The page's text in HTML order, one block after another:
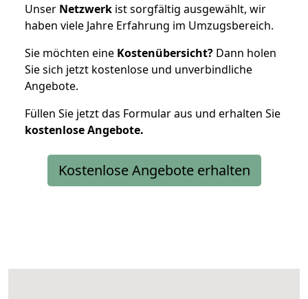
Unser Netzwerk ist sorgfältig ausgewählt, wir
haben viele Jahre Erfahrung im Umzugsbereich.
Sie möchten eine Kostenübersicht? Dann holen
Sie sich jetzt kostenlose und unverbindliche
Angebote.
Füllen Sie jetzt das Formular aus und erhalten Sie
kostenloseAngebote.
Kostenlose Angebote erhalten